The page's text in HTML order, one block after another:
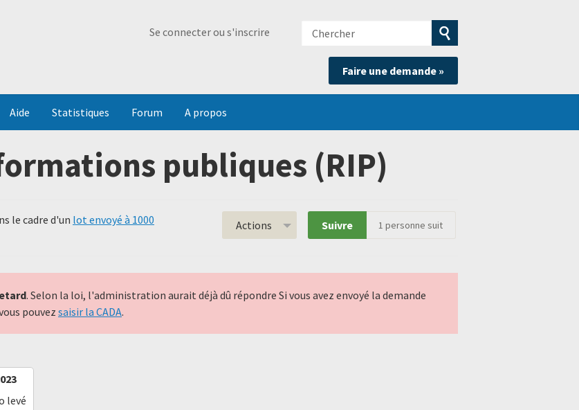
Se connecter ou s'inscrire
Chercher
Soumettre
la
recherche
Faire une demande »
Aide Statistiques Forum A propos
publiques (RIP)
le cadre d'un lot envoyé à 1000
Actions Suivre 1 personne suit
. Selon la loi, l'administration aurait déjà dû répondre Si vous avez envoyé la demande
pouvez saisir la CADA.
levé